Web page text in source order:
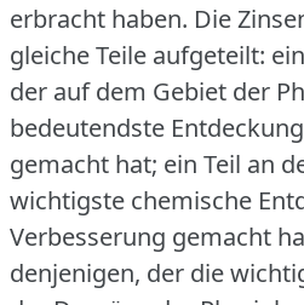
erbracht haben. Die
gleiche Teile aufgeteilt:
der auf dem Gebiet der
bedeutendste
gemacht hat; ein Teil an
wichtigste chemische
Verbesserung gemacht
denjenigen, der die